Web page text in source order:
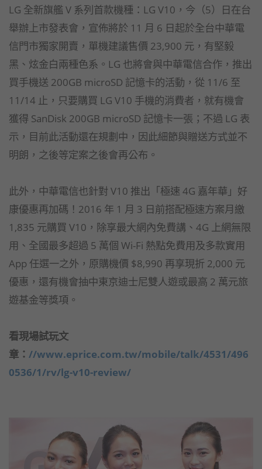
LG 全新旗艦 V 系列首款機種：LG V10，今（5）日在台
舉辦上市發表會，宣佈將於 11 月 6 日起於全台中華電
信門市獨家開賣，單機建議售價 23,900 元，有堅毅
黑、炫金白兩種色系。LG 也將會與中華電信合作，推出
買手機送 200GB microSD 記憶卡的活動，從 11/6 至
11/14 止，只要購買 LG V10 手機的消費者，就有機會
獲得 SanDisk 200GB microSD 記憶卡一張；不過 LG 表
示，目前此活動還在規劃中，因此細節與贈送方式並不
明朗，之後等定案之後會再公布。
此外，中華電信也針對 V10 推出「極速 4G 嘉年華」好
康優惠再加碼！2016 年 1 月 3 日前搭配極速方案月繳
1,835 元購買 V10，除享最大網內免費講、4G 上網無限
用、全國最多超過 5 萬個 Wi-Fi 熱點免費用及多款實用
App 任選一之外，原購機價 $8,990 再享現折 2,000 元
優惠，還有機會抽中東京迪士尼雙人遊或最高 2 萬元旅
遊基金等獎項。
看現場試玩文
章： //www.eprice.com.tw/mobile/talk/4531/496
0536/1/rv/lg-v10-review/